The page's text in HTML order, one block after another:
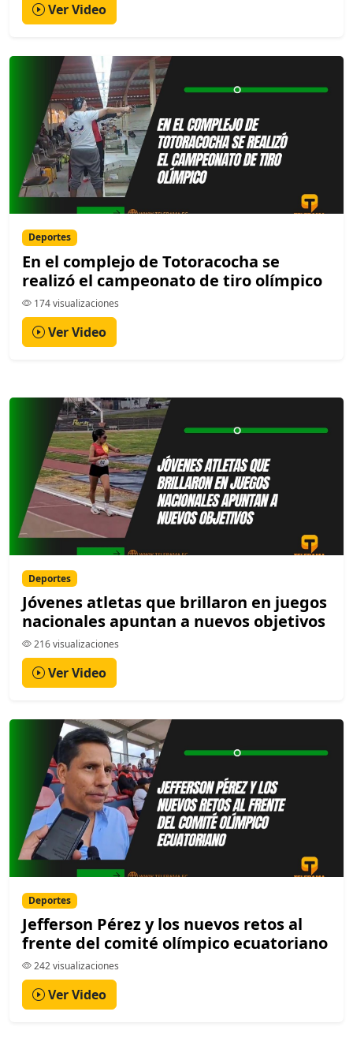
Ver Video
Deportes
En el complejo de Totoracocha se
realizó el campeonato de tiro olímpico
174 visualizaciones
Ver Video
Deportes
Jóvenes atletas que brillaron en juegos
nacionales apuntan a nuevos objetivos
216 visualizaciones
Ver Video
Deportes
Jefferson Pérez y los nuevos retos al
frente del comité olímpico ecuatoriano
242 visualizaciones
Ver Video